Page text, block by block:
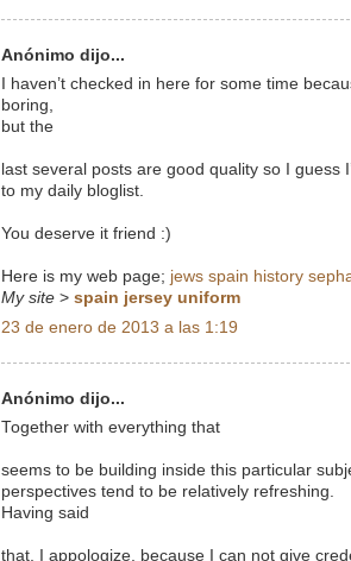
Anónimo dijo...
I haven’t checked in here for some time
boring,
but the
last several posts are good quality so I guess
to my daily bloglist.
You deserve it friend :)
Here is my web page; jews spain history
My site > spain jersey uniform
23 de enero de 2013 a las 1:19
Anónimo dijo...
Together with everything that
seems to be building inside this particular
perspectives tend to be relatively refreshing.
Having said
that, I appologize, because I can not give